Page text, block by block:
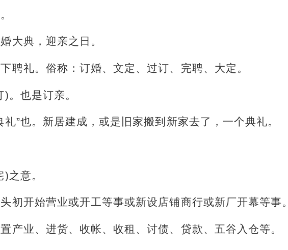
大典，迎亲之日。
聘礼。俗称：订婚、文定、过订、完聘、大定。
。也是订亲。
”也。新居建成，或是旧家搬到新家去了，一个典礼。
之意。
初开始营业或开工等事或新设店铺商行或新厂开幕等事。
产业、进货、收帐、收租、讨债、贷款、五谷入仓等。